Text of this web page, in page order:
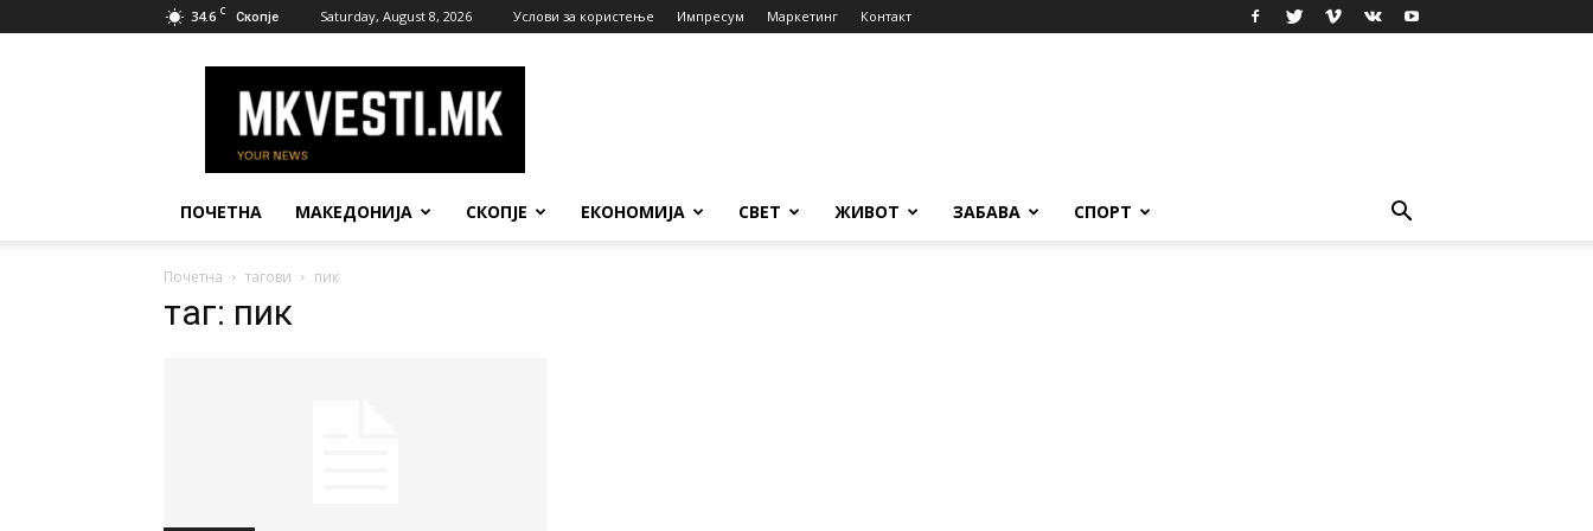
34.6 C Скопје Saturday, August 8, 2026 Услови за користење Импресум Маркетинг Контакт
Вести
ПОЧЕТНА МАКЕДОНИЈА СКОПЈЕ ЕКОНОМИЈА СВЕТ ЖИВОТ ЗАБАВА СПОРТ
Почетна тагови пик
таг: пик